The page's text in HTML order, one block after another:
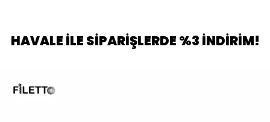
HAVALE İLE SİPARİŞLERDE %3 İNDİRİM!